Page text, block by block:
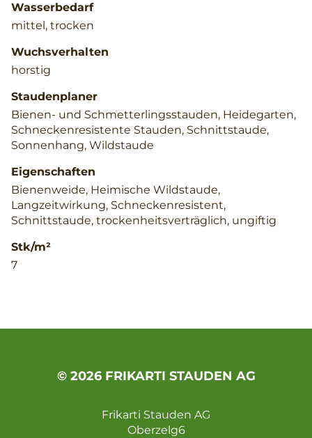
Wasserbedarf
mittel, trocken
Wuchsverhalten
horstig
Staudenplaner
Bienen- und Schmetterlingsstauden, Heidegarten,
Schneckenresistente Stauden, Schnittstaude,
Sonnenhang, Wildstaude
Eigenschaften
Bienenweide, Heimische Wildstaude,
Langzeitwirkung, Schneckenresistent,
Schnittstaude, trockenheitsverträglich, ungiftig
Stk/m²
7
© 2026 FRIKARTI STAUDEN AG
Frikarti Stauden AG
Oberzelg6